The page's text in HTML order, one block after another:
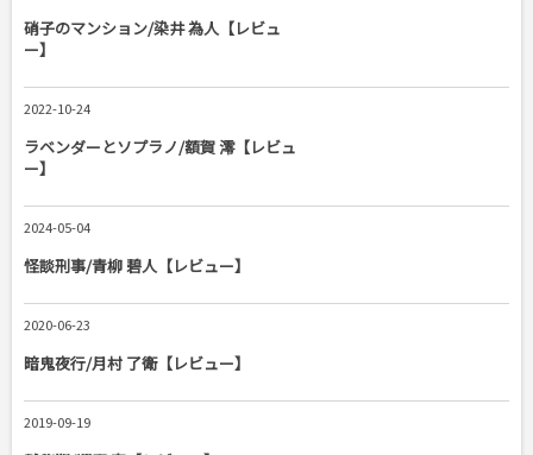
硝子のマンション/染井 為人【レビュ
ー】
2022-10-24
ラベンダーとソプラノ/額賀 澪【レビュ
ー】
2024-05-04
怪談刑事/青柳 碧人【レビュー】
2020-06-23
暗鬼夜行/月村 了衛【レビュー】
2019-09-19